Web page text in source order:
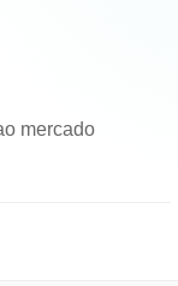
mercado